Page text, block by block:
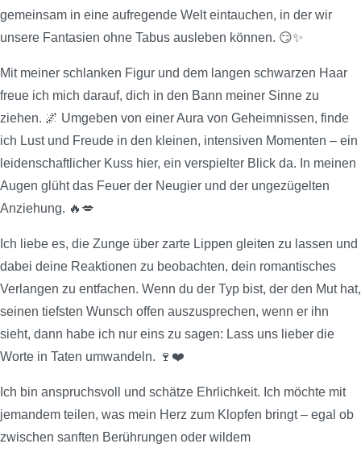
gemeinsam in eine aufregende Welt eintauchen, in der wir
unsere Fantasien ohne Tabus ausleben können. 😏✨
Mit meiner schlanken Figur und dem langen schwarzen Haar
freue ich mich darauf, dich in den Bann meiner Sinne zu
ziehen. 🌌 Umgeben von einer Aura von Geheimnissen, finde
ich Lust und Freude in den kleinen, intensiven Momenten – ein
leidenschaftlicher Kuss hier, ein verspielter Blick da. In meinen
Augen glüht das Feuer der Neugier und der ungezügelten
Anziehung. 🔥💋
Ich liebe es, die Zunge über zarte Lippen gleiten zu lassen und
dabei deine Reaktionen zu beobachten, dein romantisches
Verlangen zu entfachen. Wenn du der Typ bist, der den Mut hat,
seinen tiefsten Wunsch offen auszusprechen, wenn er ihn
sieht, dann habe ich nur eins zu sagen: Lass uns lieber die
Worte in Taten umwandeln. 🍷❤️
Ich bin anspruchsvoll und schätze Ehrlichkeit. Ich möchte mit
jemandem teilen, was mein Herz zum Klopfen bringt – egal ob
zwischen sanften Berührungen oder wildem